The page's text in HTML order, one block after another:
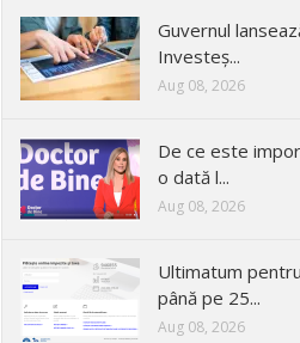
Guvernul
Investeș...
Aug 08, 2026
De ce este
o dată l...
Aug 08, 2026
Ultimatum
până pe 25...
Aug 08, 2026